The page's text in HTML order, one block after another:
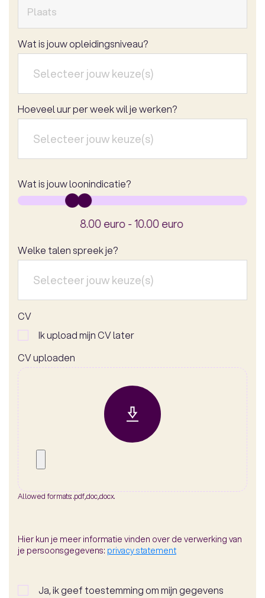
Wat is jouw opleidingsniveau?
Hoeveel uur per week wil je werken?
Wat is jouw loonindicatie?
8.00 euro - 10.00 euro
Welke talen spreek je?
CV
Ik upload mijn CV later
CV uploaden
Allowed formats:.pdf,.doc,.docx.
Hier kun je meer informatie vinden over de verwerking van
je persoonsgegevens: privacy statement
Ja, ik geef toestemming om mijn gegevens